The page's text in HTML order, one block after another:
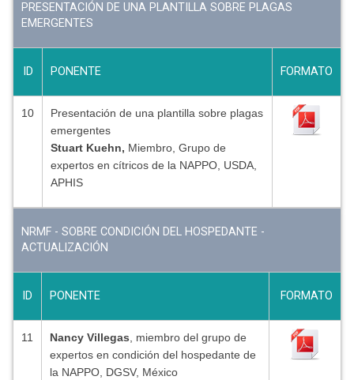
PRESENTACIÓN DE UNA PLANTILLA SOBRE PLAGAS
EMERGENTES
ID PONENTE FORMATO
10
Presentación de una plantilla sobre plagas
emergentes
Stuart Kuehn, Miembro, Grupo de
expertos en cítricos de la NAPPO, USDA,
APHIS
NRMF - SOBRE CONDICIÓN DEL HOSPEDANTE -
ACTUALIZACIÓN
ID PONENTE FORMATO
11 Nancy Villegas , miembro del grupo de
expertos en condición del hospedante de
la NAPPO, DGSV, México